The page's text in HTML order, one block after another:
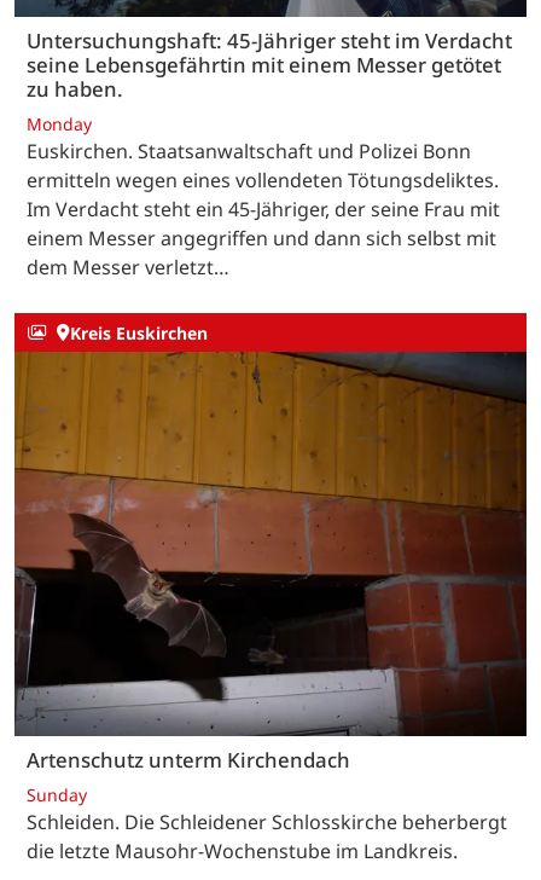
Untersuchungshaft: 45-Jähriger steht im Verdacht
seine Lebensgefährtin mit einem Messer getötet
zu haben.
Monday
Euskirchen. Staatsanwaltschaft und Polizei Bonn
ermitteln wegen eines vollendeten Tötungsdeliktes.
Im Verdacht steht ein 45-Jähriger, der seine Frau mit
einem Messer angegriffen und dann sich selbst mit
dem Messer verletzt…
Kreis Euskirchen
Artenschutz unterm Kirchendach
Sunday
Schleiden. Die Schleidener Schlosskirche beherbergt
die letzte Mausohr-Wochenstube im Landkreis.